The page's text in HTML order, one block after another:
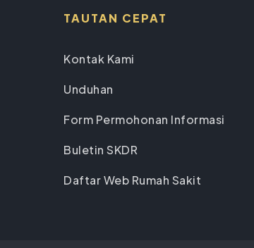
TAUTAN CEPAT
Kontak Kami
Unduhan
Form Permohonan Informasi
Buletin SKDR
Daftar Web Rumah Sakit